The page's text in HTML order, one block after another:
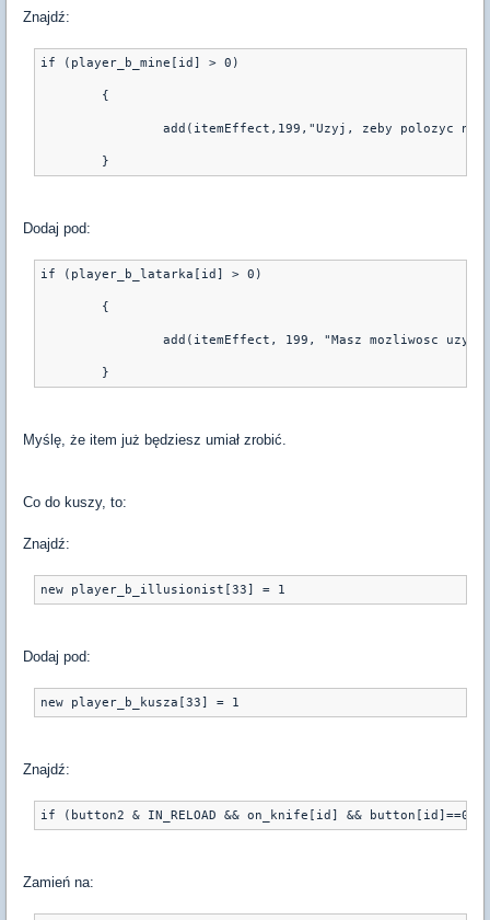
Znajdź:
if (player_b_mine[id] > 0)
	{
add(itemEffect,199,"Uzyj, zeby polozyc
Dodaj pod:
if (player_b_latarka[id] > 0)
        {
add(itemEffect, 199, "Masz mozliwosc
Myślę, że item już będziesz umiał zrobić.
Co do kuszy, to:
Znajdź:
Dodaj pod:
Znajdź:
Zamień na: